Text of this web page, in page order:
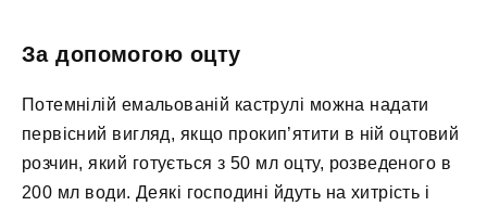
За допомогою оцту
Потемнілій емальованій каструлі можна надати
первісний вигляд, якщо прокип’ятити в ній оцтовий
розчин, який готується з 50 мл оцту, розведеного в
200 мл води. Деякі господині йдуть на хитрість і